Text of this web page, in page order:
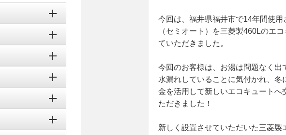
今回は、福井県福井市で14年間使
（セミオート）を三菱製460Lのエ
ていただきました。
今回のお客様は、お湯は問題なく
水漏れしていることに気付かれ、
金を活用して新しいエコキュート
ただきました！
新しく設置させていただいた三菱